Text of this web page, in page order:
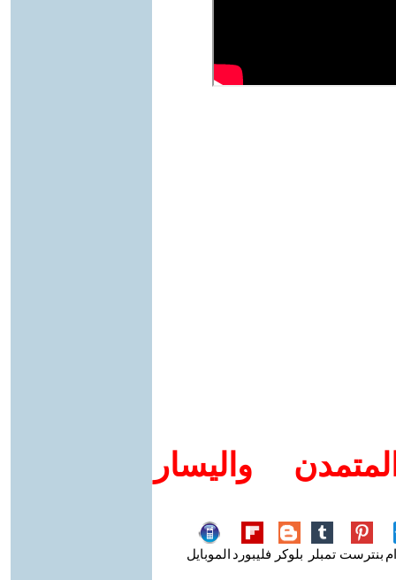
واليسار
بنترست تمبلر بلوكر فليبورد الموبايل